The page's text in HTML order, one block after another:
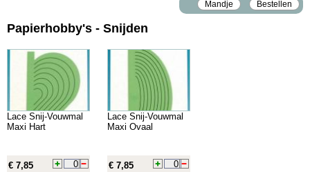
Mandje Bestellen
Papierhobby's - Snijden
Lace Snij-Vouwmal
Maxi Hart
€ 7,85
Lace Snij-Vouwmal
Maxi Ovaal
€ 7,85